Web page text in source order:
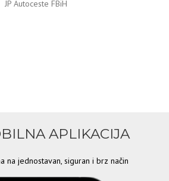
JP Autoceste FBiH
APLIKACIJA
na jednostavan, siguran i brz način